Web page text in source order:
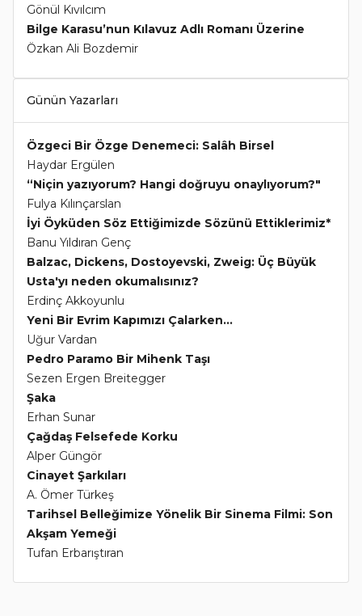
Gönül Kıvılcım
Bilge Karasu’nun Kılavuz Adlı Romanı Üzerine
Özkan Ali Bozdemir
Günün Yazarları
Özgeci Bir Özge Denemeci: Salâh Birsel
Haydar Ergülen
“Niçin yazıyorum? Hangi doğruyu onaylıyorum?"
Fulya Kılınçarslan
İyi Öyküden Söz Ettiğimizde Sözünü Ettiklerimiz*
Banu Yıldıran Genç
Balzac, Dickens, Dostoyevski, Zweig: Üç Büyük
Usta'yı neden okumalısınız?
Erdinç Akkoyunlu
Yeni Bir Evrim Kapımızı Çalarken...
Uğur Vardan
Pedro Paramo Bir Mihenk Taşı
Sezen Ergen Breitegger
Şaka
Erhan Sunar
Çağdaş Felsefede Korku
Alper Güngör
Cinayet Şarkıları
A. Ömer Türkeş
Tarihsel Belleğimize Yönelik Bir Sinema Filmi: Son
Akşam Yemeği
Tufan Erbarıştıran